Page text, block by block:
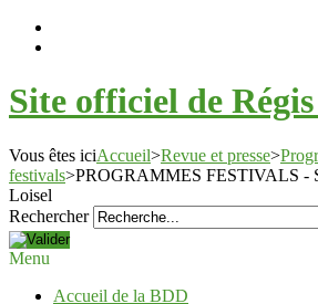
Site officiel de
Vous êtes iciAccueil>Revue et presse>
festivals>PROGRAMMES FESTIVALS -
Loisel
Rechercher
Menu
Accueil de la BDD